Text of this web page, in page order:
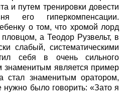
и путем тренировки довести
его гиперкомпенсации.
о том, что хромой лорд
а Теодор Рузвельт, в
слабый, систематическими
себя в очень сильного
знаменитым является пример
стал знаменитым оратором,
нужно было говорить: «Зато я